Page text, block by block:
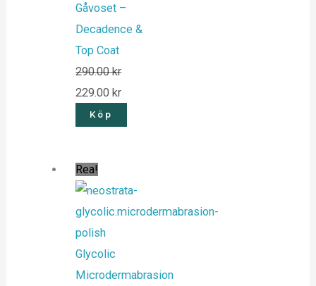
Gåvoset –
Decadence &
Top Coat
290.00kr
229.00kr
Köp
Rea!
Glycolic
Microdermabrasion